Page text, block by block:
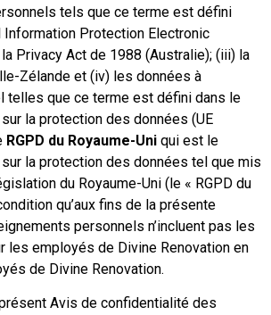
tels que ce terme est défini
Information Protection Electronic
Privacy Act de 1988 (Australie); (iii) la
Zélande et (iv) les données à
telles que ce terme est défini dans le
la protection des données (UE
RGPD du Royaume-Uni qui est le
la protection des données tel que mis
du Royaume-Uni (le « RGPD du
qu’aux fins de la présente
personnels n’incluent pas les
les employés de Divine Renovation en
de Divine Renovation.
Avis de confidentialité des